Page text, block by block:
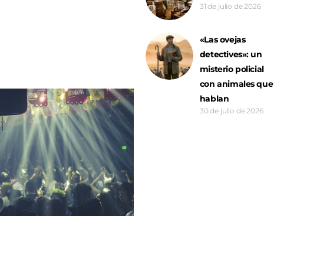
31 de julio de 2026
«Las ovejas
detectives»: un
misterio policial
con animales que
hablan
30 de julio de 2026